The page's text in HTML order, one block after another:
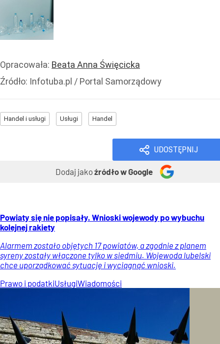
Opracowała: Beata Anna Święcicka
Źródło: Infotuba.pl / Portal Samorządowy
Handel i usługi Usługi Handel
UDOSTĘPNIJ
Dodaj jakoźródło w Google
Powiaty się nie popisały. Wnioski wojewody po wybuchu
kolejnej rakiety
Alarmem zostało objętych 17 powiatów, a zgodnie z planem
syreny zostały włączone tylko w siedmiu. Wojewoda lubelski
chce uporządkować sytuację i wyciągnąć wnioski.
Prawo i podatkiUsługiWiadomości